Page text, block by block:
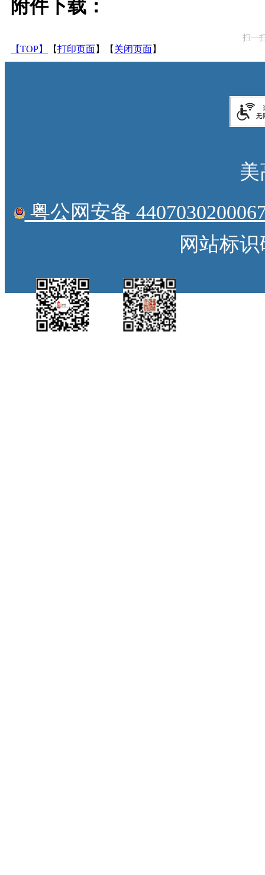
附件下载：
扫一
【TOP】 【打印页面】【 关闭页面】
美
粤公网安备
网站标识